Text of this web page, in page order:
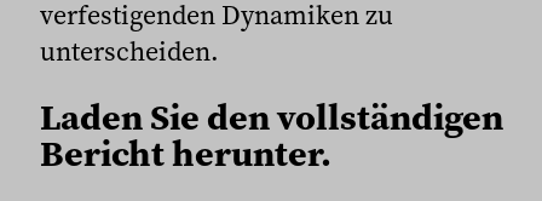
verfestigenden Dynamiken zu
unterscheiden.
Laden Sie den vollständigen
Bericht herunter.